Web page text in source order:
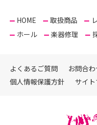
HOME 取扱商品
ホール
楽器修理
よくあるご質問 お問合わ
個人情報保護方針
サイ